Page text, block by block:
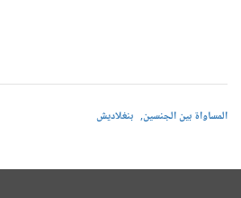
المساواة بين الجنسين بنغلاديش